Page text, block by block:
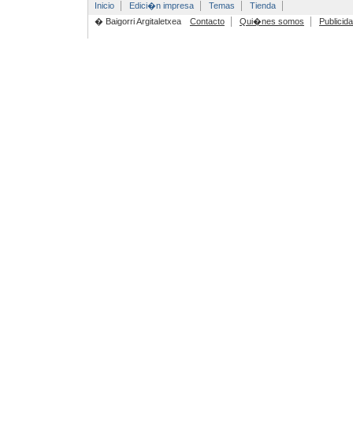
Inicio Edici�n impresa Temas
Tienda
� Baigorri Argitaletxea
Contacto Qui�nes somos